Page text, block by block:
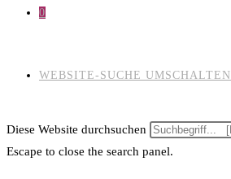
0
WEBSITE-SUCHE UMSCHALTEN
Diese Website durchsuchen
Escape to close the search panel.